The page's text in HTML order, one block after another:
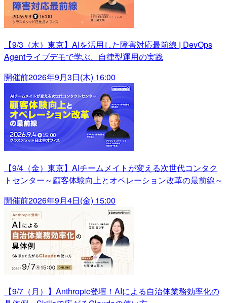
【9/3（木）東京】AIを活用した障害対応最前線 | DevOps
Agentライブデモで学ぶ、自律型運用の実践
開催前2026年9月3日(木) 16:00
【9/4（金）東京】AIチームメイトが変える次世代コンタク
トセンター～顧客体験向上とオペレーション改革の最前線～
開催前2026年9月4日(金) 15:00
【9/7（月）】Anthropic登壇！AIによる自治体業務効率化の